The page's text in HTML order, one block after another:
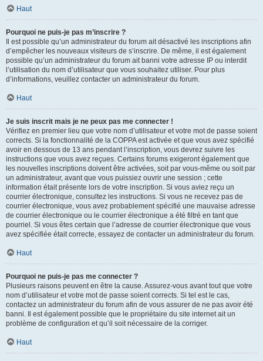
Haut
Pourquoi ne puis-je pas m’inscrire ?
Il est possible qu’un administrateur du forum ait désactivé les inscriptions afin
d’empêcher les nouveaux visiteurs de s’inscrire. De même, il est également
possible qu’un administrateur du forum ait banni votre adresse IP ou interdit
l’utilisation du nom d’utilisateur que vous souhaitez utiliser. Pour plus
d’informations, veuillez contacter un administrateur du forum.
Haut
Je suis inscrit mais je ne peux pas me connecter !
Vérifiez en premier lieu que votre nom d’utilisateur et votre mot de passe soient
corrects. Si la fonctionnalité de la COPPA est activée et que vous avez spécifié
avoir en dessous de 13 ans pendant l’inscription, vous devrez suivre les
instructions que vous avez reçues. Certains forums exigeront également que
les nouvelles inscriptions doivent être activées, soit par vous-même ou soit par
un administrateur, avant que vous puissiez ouvrir une session ; cette
information était présente lors de votre inscription. Si vous aviez reçu un
courrier électronique, consultez les instructions. Si vous ne recevez pas de
courrier électronique, vous avez probablement spécifié une mauvaise adresse
de courrier électronique ou le courrier électronique a été filtré en tant que
pourriel. Si vous êtes certain que l’adresse de courrier électronique que vous
avez spécifiée était correcte, essayez de contacter un administrateur du forum.
Haut
Pourquoi ne puis-je pas me connecter ?
Plusieurs raisons peuvent en être la cause. Assurez-vous avant tout que votre
nom d’utilisateur et votre mot de passe soient corrects. Si tel est le cas,
contactez un administrateur du forum afin de vous assurer de ne pas avoir été
banni. Il est également possible que le propriétaire du site internet ait un
problème de configuration et qu’il soit nécessaire de la corriger.
Haut